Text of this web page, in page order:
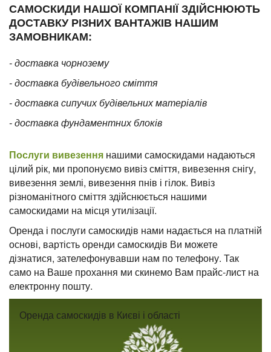
САМОСКИДИ НАШОЇ КОМПАНІЇ ЗДІЙСНЮЮТЬ
ДОСТАВКУ РІЗНИХ ВАНТАЖІВ НАШИМ
ЗАМОВНИКАМ:
- доставка чорнозему
- доставка будівельного сміття
- доставка сипучих будівельних матеріалів
- доставка фундаментних блоків
Послуги вивезення нашими самоскидами надаються
цілий рік, ми пропонуємо вивіз сміття, вивезення снігу,
вивезення землі, вивезення пнів і гілок. Вивіз
різноманітного сміття здійснюється нашими
самоскидами на місця утилізації.
Оренда і послуги самоскидів нами надається на платній
основі, вартість оренди самоскидів Ви можете
дізнатися, зателефонувавши нам по телефону. Так
само на Ваше прохання ми скинемо Вам прайс-лист на
електронну пошту.
Оренда самоскидів в Києві і області